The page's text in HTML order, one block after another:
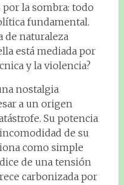
la sombra: todo
fundamental.
de naturaleza
está mediada por
y la violencia?
nostalgia
a un origen
Su potencia
de su
como simple
de una tensión
carbonizada por